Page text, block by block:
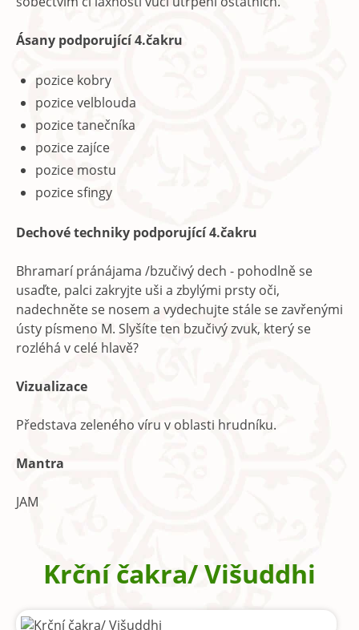
Ásany podporující 4.čakru
pozice kobry
pozice velblouda
pozice tanečníka
pozice zajíce
pozice mostu
pozice sfingy
Dechové techniky podporující 4.čakru
Bhramarí pránájama /bzučivý dech - pohodlně se
usaďte, palci zakryjte uši a zbylými prsty oči,
nadechněte se nosem a vydechujte stále se zavřenými
ústy písmeno M. Slyšíte ten bzučivý zvuk, který se
rozléhá v celé hlavě?
Vizualizace
Představa zeleného víru v oblasti hrudníku.
Mantra
JAM
Krční čakra/ Višuddhi